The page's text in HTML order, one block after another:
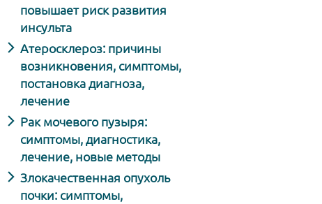
повышает риск развития
инсульта
Атеросклероз: причины
возникновения, симптомы,
постановка диагноза,
лечение
Рак мочевого пузыря:
симптомы, диагностика,
лечение, новые методы
Злокачественная опухоль
почки: симптомы,